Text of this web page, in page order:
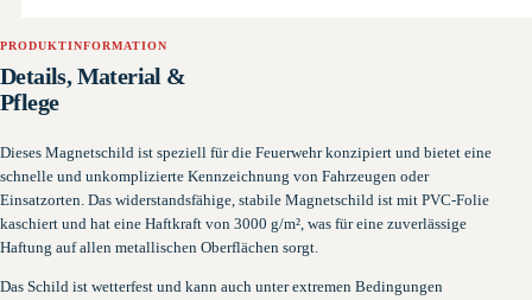
PRODUKTINFORMATION
Details, Material &
Pflege
Dieses Magnetschild ist speziell für die Feuerwehr konzipiert und bietet eine
schnelle und unkomplizierte Kennzeichnung von Fahrzeugen oder
Einsatzorten. Das widerstandsfähige, stabile Magnetschild ist mit PVC-Folie
kaschiert und hat eine Haftkraft von 3000 g/m², was für eine zuverlässige
Haftung auf allen metallischen Oberflächen sorgt.
Das Schild ist wetterfest und kann auch unter extremen Bedingungen